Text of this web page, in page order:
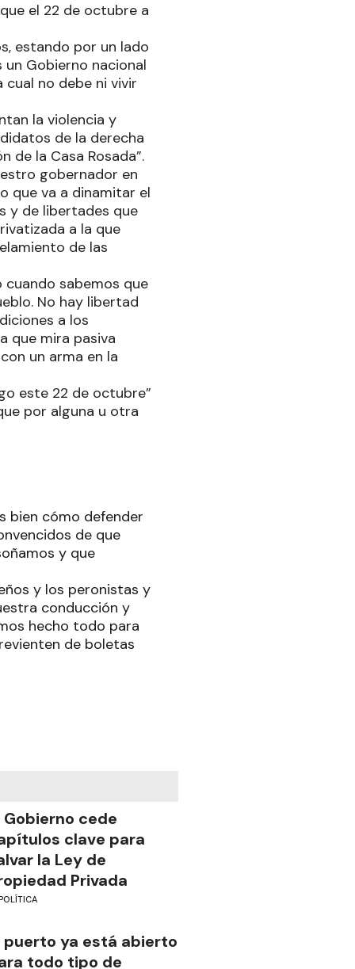
el 22 de octubre a
estando por un lado
Gobierno nacional
cual no debe ni vivir
la violencia y
de la derecha
de la Casa Rosada”.
gobernador en
que va a dinamitar el
y de libertades que
a la que
de las
sabemos que
No hay libertad
a los
que mira pasiva
un arma en la
este 22 de octubre”
por alguna u otra
bien cómo defender
de que
y que
y los peronistas y
conducción y
hecho todo para
de boletas
Gobierno cede
clave para
la Ley de
Privada
puerto ya está abierto
todo tipo de